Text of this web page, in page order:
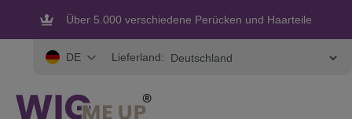
springenÜber 5.000 verschiedene Perücken und Haarteile
Flexible und sichere Zahlung
DE Lieferland: